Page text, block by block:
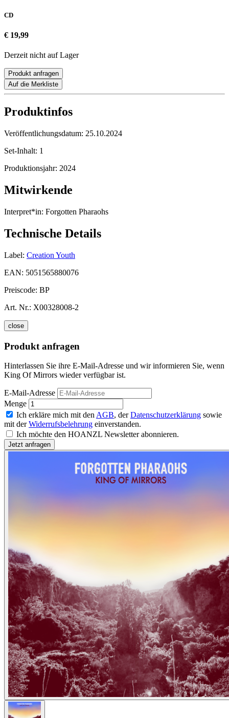
CD
€ 19,99
Derzeit nicht auf Lager
Produkt anfragen
Auf die Merkliste
Produktinfos
Veröffentlichungsdatum: 25.10.2024
Set-Inhalt: 1
Produktionsjahr: 2024
Mitwirkende
Interpret*in: Forgotten Pharaohs
Technische Details
Label: Creation Youth
EAN: 5051565880076
Preiscode: BP
Art. Nr.: X00328008-2
close
Produkt anfragen
Hinterlassen Sie ihre E-Mail-Adresse und wir informieren Sie, wenn
King Of Mirrors wieder verfügbar ist.
E-Mail-Adresse
Menge
Ich erkläre mich mit den AGB, derDatenschutzerklärung sowie
mit derWiderrufsbelehrung einverstanden.
Ich möchte den HOANZL Newsletter abonnieren.